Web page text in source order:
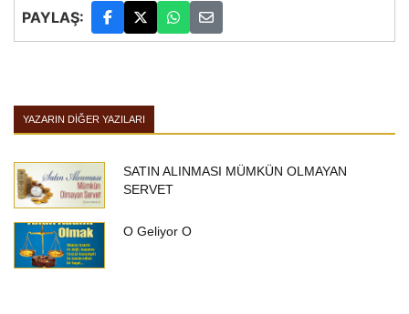
PAYLAŞ:
YAZARIN DIĞER YAZILARI
SATIN ALINMASI MÜMKÜN OLMAYAN
SERVET
O Geliyor O